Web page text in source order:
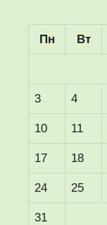
Пн
Вт
3 4
10 11
17 18
24 25
31